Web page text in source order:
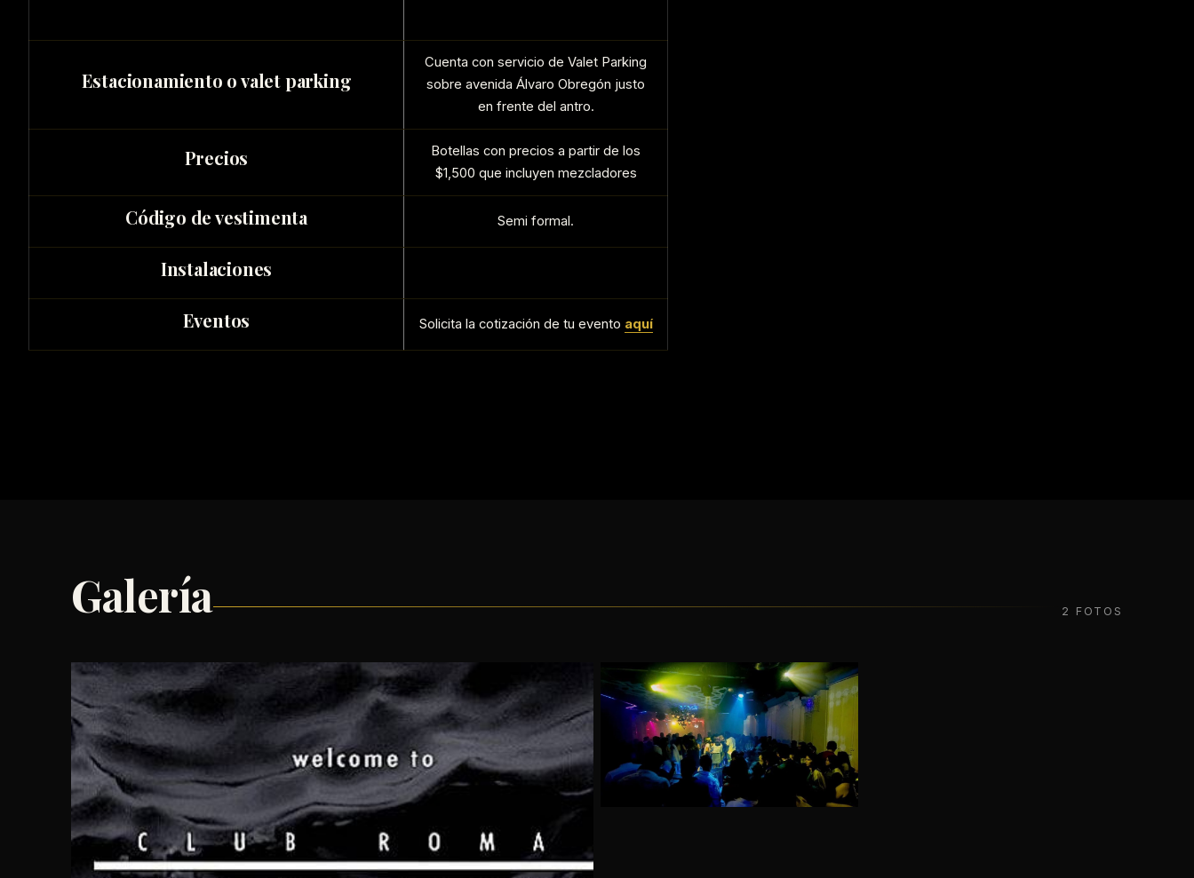
Estacionamiento o valet parking
Cuenta con servicio de Valet Parking
sobre avenida Álvaro Obregón justo
en frente del antro.
Precios
Botellas con precios a partir de los
$1,500 que incluyen mezcladores
Código de vestimenta Semi formal.
Instalaciones
Eventos Solicita la cotización de tu evento aquí
Galería 2 FOTOS